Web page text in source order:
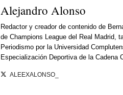
Alejandro Alonso
Redactor y creador de contenido de
de Champions League del Real Madrid,
Periodismo por la Universidad
Especialización Deportiva de la Cadena
ALEEXALONSO_